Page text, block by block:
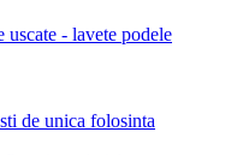
uscate - lavete podele
de unica folosinta